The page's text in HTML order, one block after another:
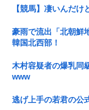
【競馬】凄いんだ
豪雨で流出「北朝鮮
韓国北西部！
木村容疑者の爆乳同
www
逃げ上手の若君の公